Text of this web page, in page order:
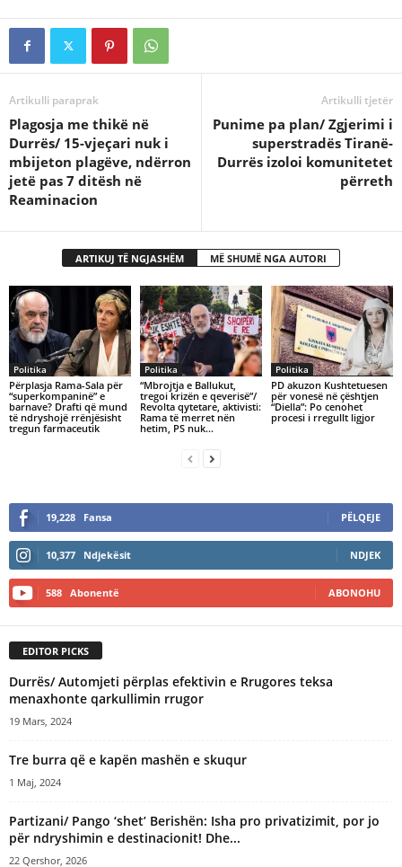
Artikulli paraprak
Plagosja me thikë në
Durrës/ 15-vjeçari nuk i
mbijeton plagëve, ndërron
jetë pas 7 ditësh në
Reaminacion
Artikulli tjetër
Punime pa plan/ Zgjerimi i
superstradës Tiranë-
Durrës izoloi komunitetet
përreth
ARTIKUJ TË NGJASHËM MË SHUMË NGA AUTORI
Politika
Përplasja Rama-Sala për
“superkompaninë” e
barnave? Drafti që mund
të ndryshojë rrënjësisht
tregun farmaceutik
Politika
“Mbrojtja e Ballukut,
tregoi krizën e qeverisë”/
Revolta qytetare, aktivisti:
Rama të merret nën
hetim, PS nuk…
Politika
PD akuzon Kushtetuesen
për vonesë në çështjen
“Diella”: Po cenohet
procesi i rregullt ligjor
19,228 Fansa PËLQEJE
10,377 Ndjekësit NDJEK
588 Abonentë ABONOHU
EDITOR PICKS
Durrës/ Automjeti përplas efektivin e Rrugores teksa
menaxhonte qarkullimin rrugor
19 Mars, 2024
Tre burra që e kapën mashën e skuqur
1 Maj, 2024
Partizani/ Pango ‘shet’ Berishën: Isha pro privatizimit, por jo
për ndryshimin e destinacionit! Dhe...
22 Qershor, 2026